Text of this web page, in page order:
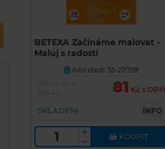
BETEXA Začínáme malovat -
Maluj s radostí
U Kód zboží: 55-27/338
81 Kč s DPH
SKLADEM INFO
KOUPIT